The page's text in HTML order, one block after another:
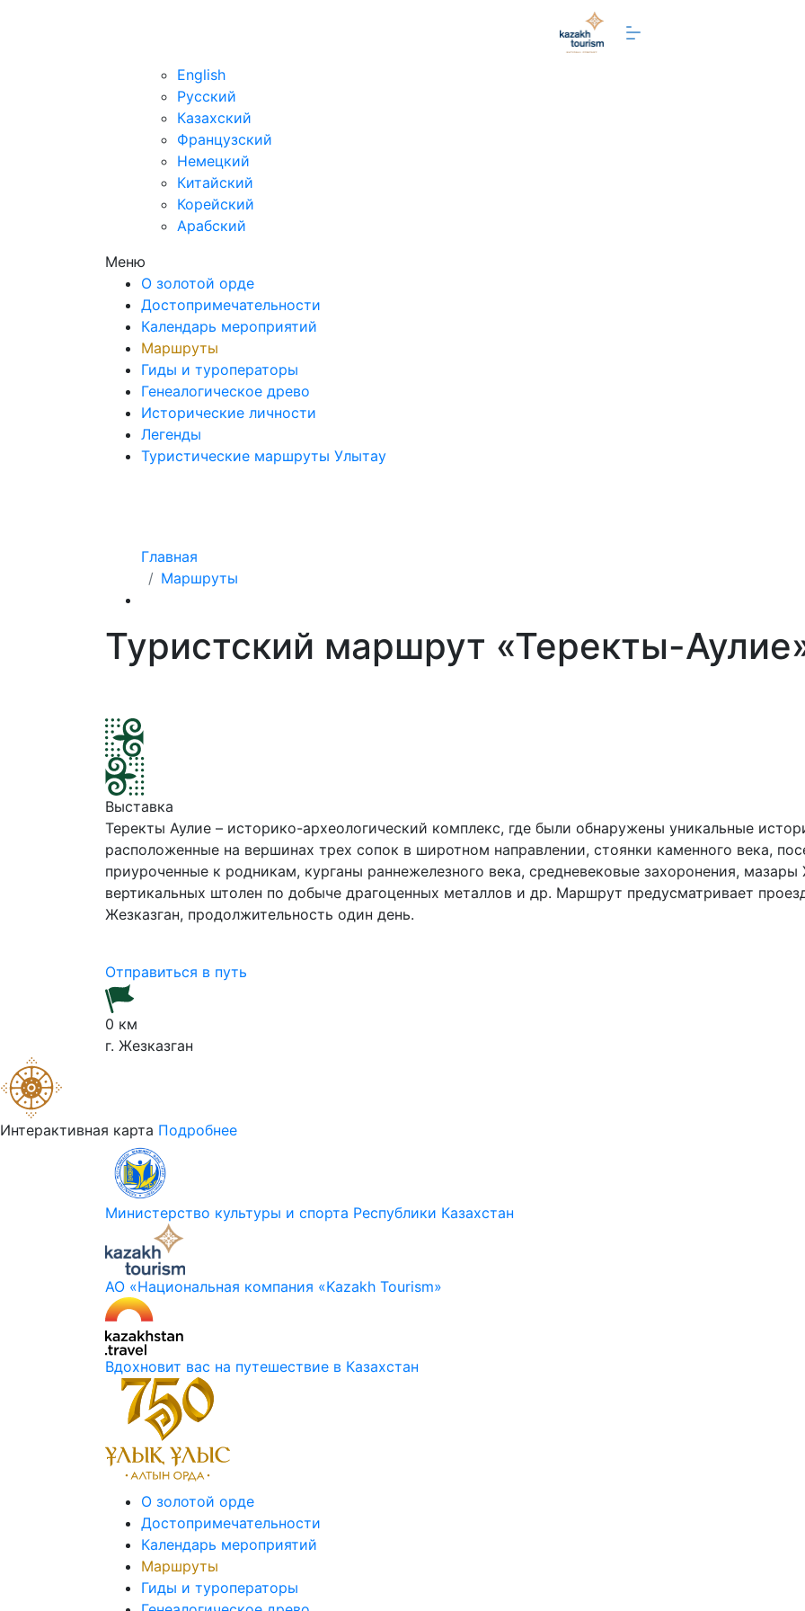
English
Русский
Казахский
Французский
Немецкий
Китайский
Корейский
Арабский
Меню
О золотой орде
Достопримечательности
Календарь мероприятий
Маршруты
Гиды и туроператоры
Генеалогическое древо
Исторические личности
Легенды
Туристические маршруты Улытау
Главная
Маршруты
Туристский маршрут «Теректы-
Выставка
Теректы Аулие – историко-археологический комплекс, где были обнаружены уникальные
расположенные на вершинах трех сопок в широтном направлении, стоянки каменного века,
приуроченные к родникам, курганы раннежелезного века, средневековые захоронения, мазары
вертикальных штолен по добыче драгоценных металлов и др. Маршрут предусматривает
Жезказган, продолжительность один день.
Отправиться в путь
0 км
г. Жезказган
Интерактивная карта Подробнее
Министерство культуры и спорта Республики Казахстан
АО «Национальная компания «Kazakh Tourism»
Вдохновит вас на путешествие в Казахстан
О золотой орде
Достопримечательности
Календарь мероприятий
Маршруты
Гиды и туроператоры